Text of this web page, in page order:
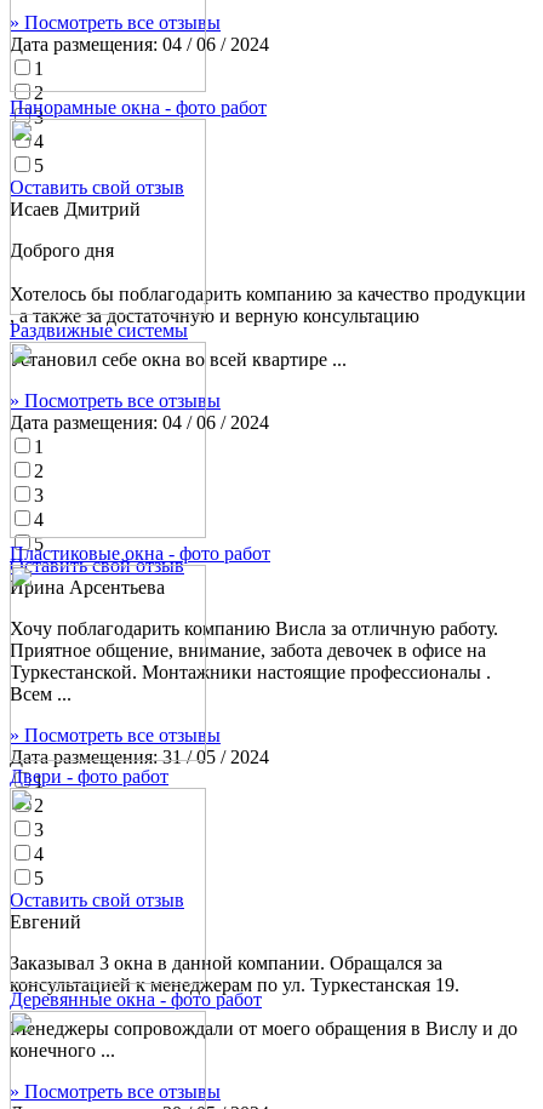
» Посмотреть все отзывы
Дата размещения: 04 / 06 / 2024
1
2
3
4
5
Оставить свой отзыв
Исаев Дмитрий
Доброго дня
Хотелось бы поблагодарить компанию за качество продукции
, а также за достаточную и верную консультацию
Установил себе окна во всей квартире ...
» Посмотреть все отзывы
Дата размещения: 04 / 06 / 2024
1
2
3
4
5
Оставить свой отзыв
Ирина Арсентьева
Хочу поблагодарить компанию Висла за отличную работу.
Приятное общение, внимание, забота девочек в офисе на
Туркестанской. Монтажники настоящие профессионалы .
Всем ...
» Посмотреть все отзывы
Дата размещения:31 / 05 / 2024
1
2
3
4
5
Оставить свой отзыв
Евгений
Заказывал 3 окна в данной компании. Обращался за
консультацией к менеджерам по ул. Туркестанская 19.
Менеджеры сопровождали от моего обращения в Вислу и до
конечного ...
» Посмотреть все отзывы
Панорамные окна - фото работ
Раздвижные системы
Пластиковые окна - фото работ
Двери - фото работ
Деревянные окна - фото работ